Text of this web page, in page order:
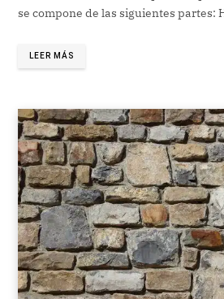
se compone de las siguientes
LEER MÁS